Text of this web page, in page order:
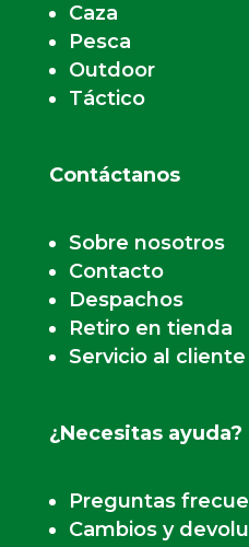
Caza
Pesca
Outdoor
Táctico
Contáctanos
Sobre nosotros
Contacto
Despachos
Retiro en tienda
Servicio al cliente
¿Necesitas ayuda?
Preguntas
Cambios y